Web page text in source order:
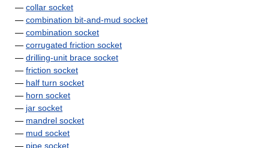
— collar socket
— combination bit-and-mud socket
— combination socket
— corrugated friction socket
— drilling-unit brace socket
— friction socket
— half turn socket
— horn socket
— jar socket
— mandrel socket
— mud socket
— pipe socket